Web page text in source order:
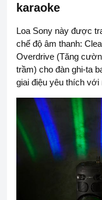
karaoke
Loa Sony này được
chế độ âm thanh:
Overdrive (Tăng
trầm) cho đàn ghi-ta
giai điệu yêu thích với